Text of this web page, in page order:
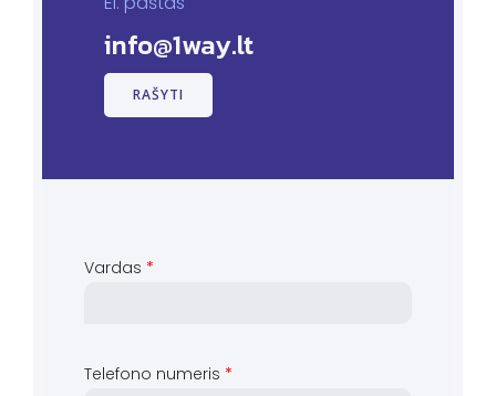
info@1way.lt
RAŠYTI
Vardas *
Telefono numeris *